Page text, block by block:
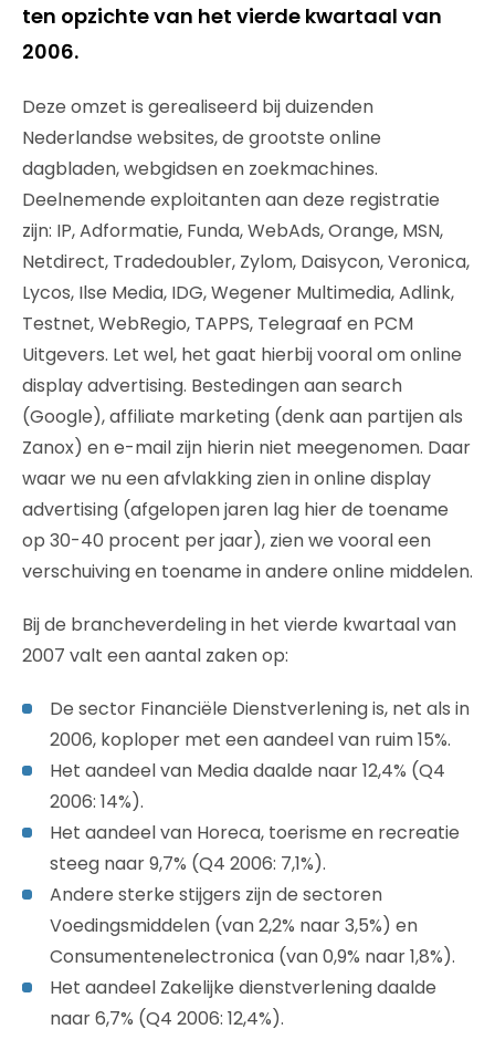
ten opzichte van het vierde kwartaal van
2006.
Deze omzet is gerealiseerd bij duizenden
Nederlandse websites, de grootste online
dagbladen, webgidsen en zoekmachines.
Deelnemende exploitanten aan deze registratie
zijn: IP, Adformatie, Funda, WebAds, Orange, MSN,
Netdirect, Tradedoubler, Zylom, Daisycon, Veronica,
Lycos, Ilse Media, IDG, Wegener Multimedia, Adlink,
Testnet, WebRegio, TAPPS, Telegraaf en PCM
Uitgevers. Let wel, het gaat hierbij vooral om online
display advertising. Bestedingen aan search
(Google), affiliate marketing (denk aan partijen als
Zanox) en e-mail zijn hierin niet meegenomen. Daar
waar we nu een afvlakking zien in online display
advertising (afgelopen jaren lag hier de toename
op 30-40 procent per jaar), zien we vooral een
verschuiving en toename in andere online middelen.
Bij de brancheverdeling in het vierde kwartaal van
2007 valt een aantal zaken op:
De sector Financiële Dienstverlening is, net als in
2006, koploper met een aandeel van ruim 15%.
Het aandeel van Media daalde naar 12,4% (Q4
2006: 14%).
Het aandeel van Horeca, toerisme en recreatie
steeg naar 9,7% (Q4 2006: 7,1%).
Andere sterke stijgers zijn de sectoren
Voedingsmiddelen (van 2,2% naar 3,5%) en
Consumentenelectronica (van 0,9% naar 1,8%).
Het aandeel Zakelijke dienstverlening daalde
naar 6,7% (Q4 2006: 12,4%).